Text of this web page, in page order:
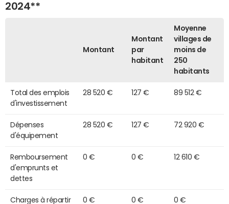
2024**
Montant
Montant
par
habitant
Moyenne
villages de
moins de
250
habitants
Total des emplois
d'investissement
28 520 € 127 € 89 512 €
Dépenses
d'équipement
28 520 € 127 € 72 920 €
Remboursement
d'emprunts et
dettes
0 € 0 € 12 610 €
Charges à répartir 0 € 0 € 0 €